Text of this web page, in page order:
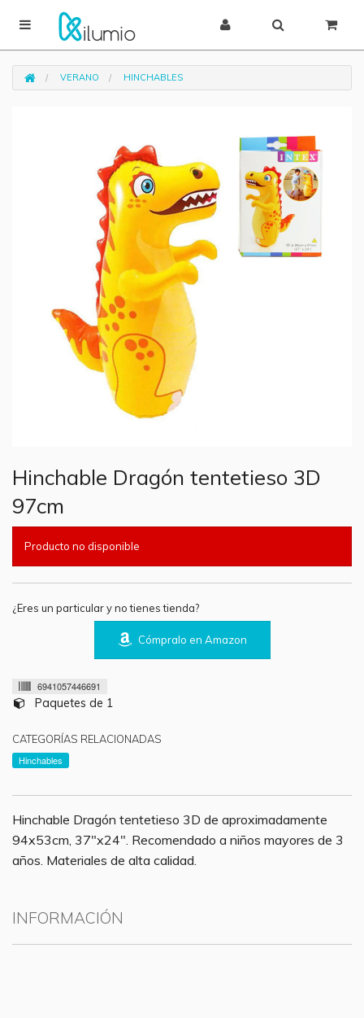
VERANO HINCHABLES
Hinchable Dragón tentetieso 3D
97cm
Producto no disponible
¿Eres un particular y no tienes tienda?
Cómpralo en Amazon
6941057446691
Paquetes de 1
CATEGORÍAS RELACIONADAS
Hinchables
Hinchable Dragón tentetieso 3D de aproximadamente
94x53cm, 37"x24". Recomendado a niños mayores de 3
años. Materiales de alta calidad.
INFORMACIÓN